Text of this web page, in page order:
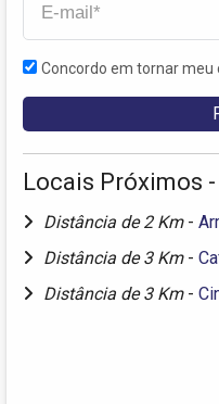
Concordo em tornar meu
Locais Próximos -
Distância de 2 Km -
Distância de 3 Km -
Distância de 3 Km -